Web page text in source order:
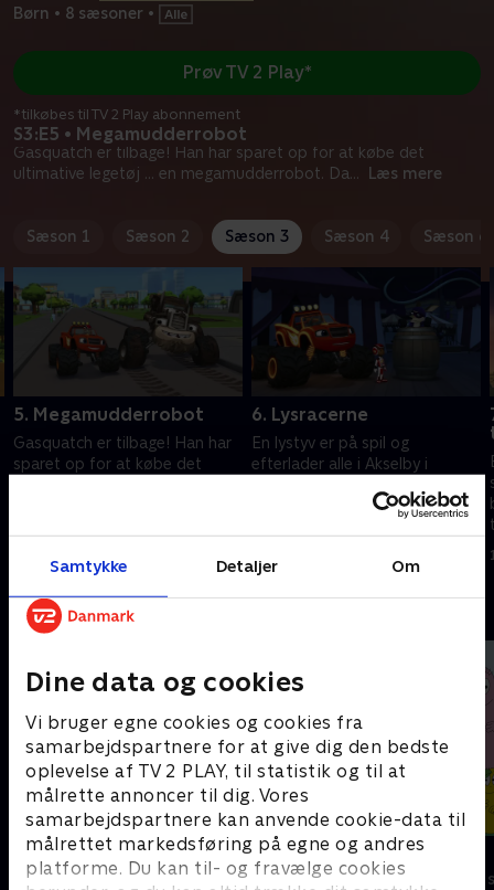
Samtykke Detaljer Om
Dine data og cookies
Vi bruger egne cookies og cookies fra
samarbejdspartnere for at give dig den bedste
oplevelse af TV 2 PLAY, til statistik og til at
målrette annoncer til dig. Vores
samarbejdspartnere kan anvende cookie-data til
målrettet markedsføring på egne og andres
platforme. Du kan til- og fravælge cookies
Børn • 8 sæsoner •
S3:E5 • Megamudderrobot
Gasquatch er tilbage! Han har sparet op for at købe det
ultimative legetøj ... en megamudderrobot. Da... Læs mere
Prøv TV 2 Play*
*tilkøbes til TV 2 Play abonnement
Sæson 1 Sæson 2 Sæson 3 Sæson 4 Sæson 6
5. Megamudderrobot
Gasquatch er tilbage! Han har
sparet op for at købe det
15. januar 2022 • 21 min
6. Lysracerne
En lystyv er på spil og
efterlader alle i Akselby i
med specielle lys for at hjælpe
15. januar 2022 • 21 min
Andre så også
Brandmand Sam
Børneserier • 1 sæsoner
Barbapapa
Børneserier • 1